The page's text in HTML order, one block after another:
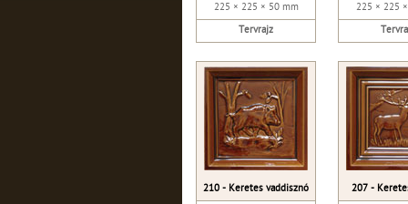
225 × 225 × 50 mm
Tervrajz
225 × 225
210 - Keretes vaddisznó
207 -